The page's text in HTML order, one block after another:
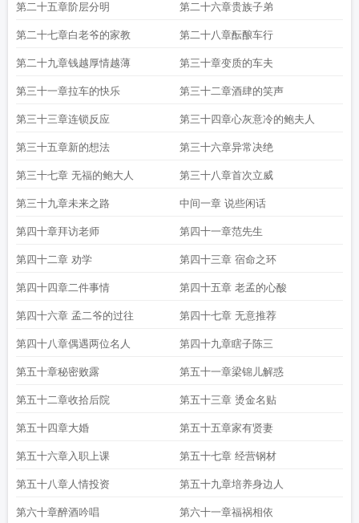
第二十五章阶层分明 第二十六章贵族子弟
第二十七章白老爷的家教 第二十八章酝酿车行
第二十九章钱越厚情越薄 第三十章变质的车夫
第三十一章拉车的快乐 第三十二章酒肆的笑声
第三十三章连锁反应 第三十四章心灰意冷的鲍夫人
第三十五章新的想法 第三十六章异常决绝
第三十七章 无福的鲍大人 第三十八章首次立威
第三十九章未来之路 中间一章 说些闲话
第四十章拜访老师 第四十一章范先生
第四十二章 劝学 第四十三章 宿命之环
第四十四章二件事情 第四十五章 老孟的心酸
第四十六章 孟二爷的过往 第四十七章 无意推荐
第四十八章偶遇两位名人 第四十九章瞎子陈三
第五十章秘密败露 第五十一章梁锦儿解惑
第五十二章收拾后院 第五十三章 烫金名贴
第五十四章大婚 第五十五章家有贤妻
第五十六章入职上课 第五十七章 经营钢材
第五十八章人情投资 第五十九章培养身边人
第六十章醉酒吟唱 第六十一章福祸相依